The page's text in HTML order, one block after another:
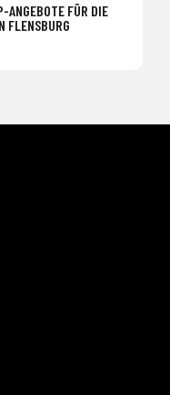
ANGEBOTE FÜR DIE
FLENSBURG